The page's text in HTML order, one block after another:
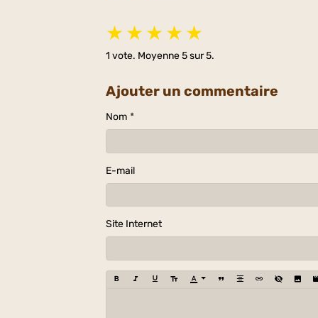
★ ★ ★ ★ ★
1 vote. Moyenne5sur 5.
Ajouter un commentaire
Nom
E-mail
Site Internet